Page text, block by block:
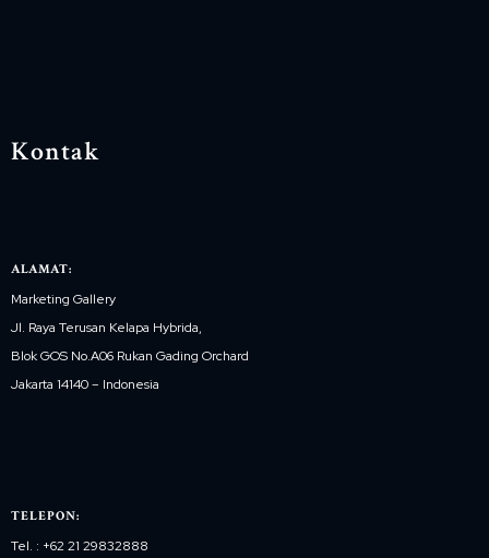
Kontak
ALAMAT:
Marketing Gallery
Jl. Raya Terusan Kelapa Hybrida,
Blok GOS No.A06 Rukan Gading Orchard
Jakarta 14140 – Indonesia
TELEPON:
Tel. : +62 21 29832888